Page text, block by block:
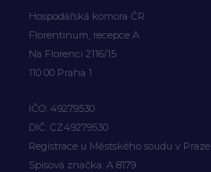
Hospodářská komora ČR
Florentinum, recepce A
Na Florenci 2116/15
110 00 Praha 1
IČO: 49279530
DIČ: CZ49279530
Registrace u Městského soudu v Praze
Spisová značka: A 8179